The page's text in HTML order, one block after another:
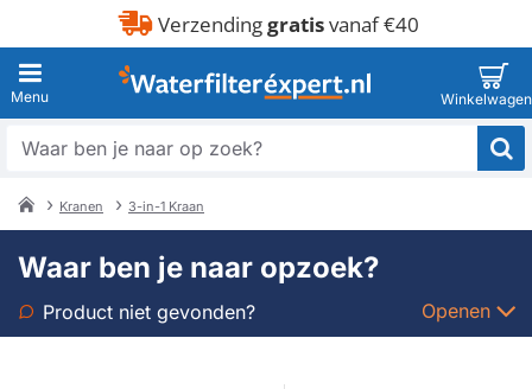
Verzendinggratisvanaf €40
Waar
zoek?
Kranen 3-in-1 Kraan
Waar ben je naar opzoek?
Product niet gevonden? Openen